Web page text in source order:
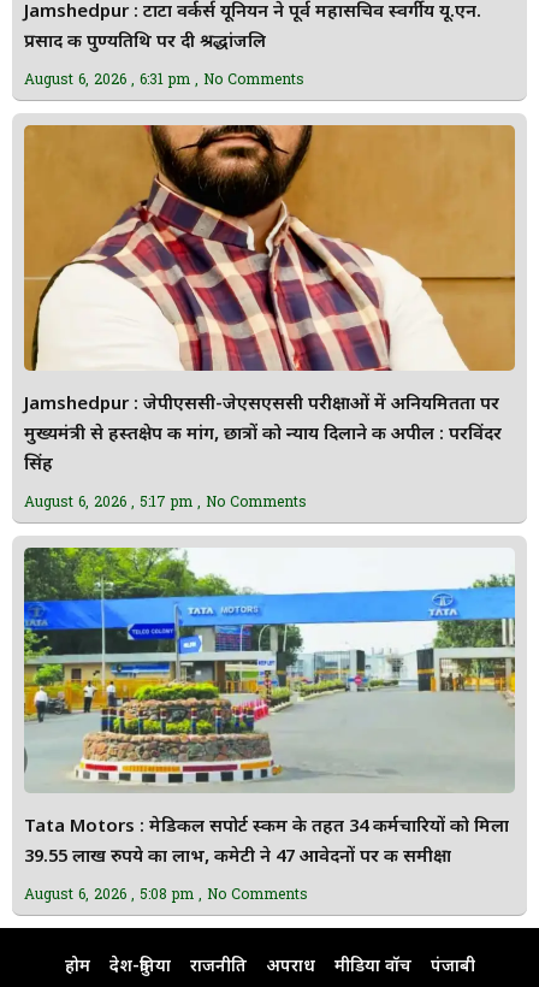
Jamshedpur : टाटा वर्कर्स यूनियन ने पूर्व महासचिव स्वर्गीय यू.एन.
प्रसाद की पुण्यतिथि पर दी श्रद्धांजलि
August 6, 2026 6:31 pm No Comments
Jamshedpur : जेपीएससी-जेएसएससी परीक्षाओं में अनियमितता पर
मुख्यमंत्री से हस्तक्षेप की मांग, छात्रों को न्याय दिलाने की अपील : परविंदर
सिंह
August 6, 2026 5:17 pm No Comments
Tata Motors : मेडिकल सपोर्ट स्कीम के तहत 34 कर्मचारियों को मिला
39.55 लाख रुपये का लाभ, कमेटी ने 47 आवेदनों पर की समीक्षा
August 6, 2026 5:08 pm No Comments
होम देश-दुनिया राजनीति अपराध मीडिया वॉच पंजाबी